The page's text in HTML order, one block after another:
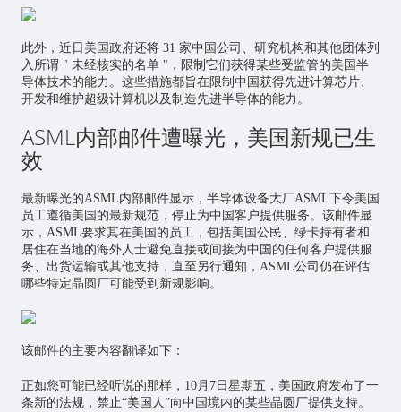
此外，近日美国政府还将 31 家中国公司、研究机构和其他团体列
入所谓 " 未经核实的名单 "，限制它们获得某些受监管的美国半
导体技术的能力。这些措施都旨在限制中国获得先进计算芯片、
开发和维护超级计算机以及制造先进半导体的能力。
ASML内部邮件遭曝光，美国新规已生
效
最新曝光的ASML内部邮件显示，半导体设备大厂ASML下令美国
员工遵循美国的最新规范，停止为中国客户提供服务。该邮件显
示，ASML要求其在美国的员工，包括美国公民、绿卡持有者和
居住在当地的海外人士避免直接或间接为中国的任何客户提供服
务、出货运输或其他支持，直至另行通知，ASML公司仍在评估
哪些特定晶圆厂可能受到新规影响。
该邮件的主要内容翻译如下：
正如您可能已经听说的那样，10月7日星期五，美国政府发布了一
条新的法规，禁止“美国人”向中国境内的某些晶圆厂提供支持。